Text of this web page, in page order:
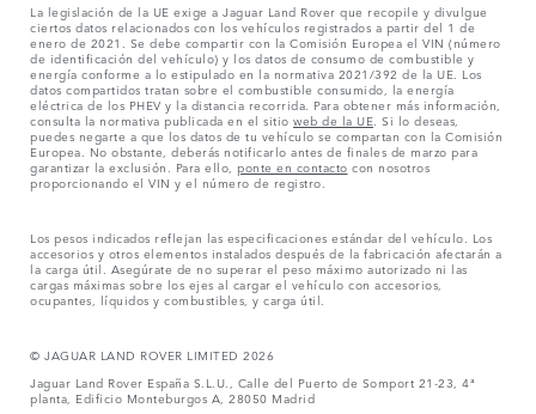
La legislación de la UE exige a Jaguar Land Rover que recopile y divulgue
ciertos datos relacionados con los vehículos registrados a partir del 1 de
enero de 2021. Se debe compartir con la Comisión Europea el VIN (número
de identificación del vehículo) y los datos de consumo de combustible y
energía conforme a lo estipulado en la normativa 2021/392 de la UE. Los
datos compartidos tratan sobre el combustible consumido, la energía
eléctrica de los PHEV y la distancia recorrida. Para obtener más información,
consulta la normativa publicada en el sitio web de la UE . Si lo deseas,
puedes negarte a que los datos de tu vehículo se compartan con la Comisión
Europea. No obstante, deberás notificarlo antes de finales de marzo para
garantizar la exclusión. Para ello, ponte en contacto con nosotros
proporcionando el VIN y el número de registro.
Los pesos indicados reflejan las especificaciones estándar del vehículo. Los
accesorios y otros elementos instalados después de la fabricación afectarán a
la carga útil. Asegúrate de no superar el peso máximo autorizado ni las
cargas máximas sobre los ejes al cargar el vehículo con accesorios,
ocupantes, líquidos y combustibles, y carga útil.
© JAGUAR LAND ROVER LIMITED 2026
Jaguar Land Rover España S.L.U., Calle del Puerto de Somport 21-23, 4ª
planta, Edificio Monteburgos A, 28050 Madrid